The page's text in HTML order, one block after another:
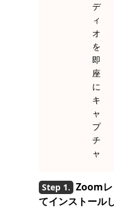
デ
ィ
オ
を
即
座
に
キ
ャ
プ
チ
ャ
Zoomレ
てインストール